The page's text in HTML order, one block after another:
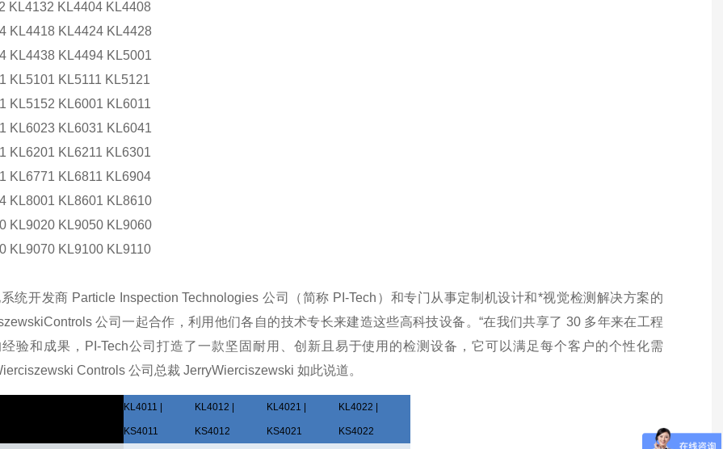
KL4132 KL4404 KL4408
KL4418 KL4424 KL4428
KL4438 KL4494 KL5001
KL5101 KL5111 KL5121
KL5152 KL6001 KL6011
KL6023 KL6031 KL6041
KL6201 KL6211 KL6301
KL6771 KL6811 KL6904
KL8001 KL8601 KL8610
KL9020 KL9050 KL9060
KL9070 KL9100 KL9110
统开发商 Particle Inspection Technologies 公司（简称 PI-Tech） 和专门从事定制机设计和*视觉检测解决方案的
Controls 公司一起合作，利用他们各自的技术专长来建造这些高科技设备。“在我们共享了 30 多年来在工程
验和成果，PI-Tech公司打造了一款坚固耐用、创新且易于使用的检测设备，它可以满足每个客户的个性化需
Controls 公司总裁 JerryWierciszewski 如此说道。
KL4011 |
KS4011
KL4012 |
KS4012
KL4021 |
KS4021
KL4022 |
KS4022